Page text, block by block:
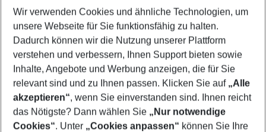
Select your date range
08/08/26–06/08/27 5-8 nights
Who will travel
2 adults No children
Show more filter
Wir verwenden Cookies und ähnliche Technologien, um
unsere Webseite für Sie funktionsfähig zu halten.
Dadurch können wir die Nutzung unserer Plattform
verstehen und verbessern, Ihnen Support bieten sowie
Inhalte, Angebote und Werbung anzeigen, die für Sie
relevant sind und zu Ihnen passen. Klicken Sie auf „Alle
akzeptieren“, wenn Sie einverstanden sind. Ihnen reicht
das Nötigste? Dann wählen Sie „Nur notwendige
Cookies“. Unter „Cookies anpassen“ können Sie Ihre